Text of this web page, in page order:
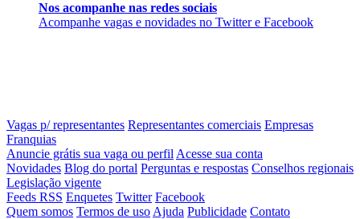
Nos acompanhe nas redes sociais
Acompanhe vagas e novidades no Twitter e Facebook
Vagas p/ representantes Representantes comerciais Empresas
Franquias
Anuncie grátis sua vaga ou perfil Acesse sua conta
Novidades Blog do portal Perguntas e respostas Conselhos regionais
Legislação vigente
Feeds RSS Enquetes Twitter Facebook
Quem somos Termos de uso Ajuda Publicidade Contato